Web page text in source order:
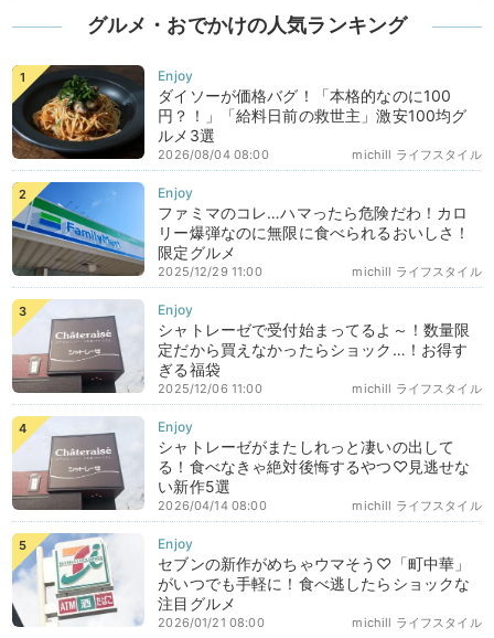
グルメ・おでかけの人気ランキング
ダイソーが価格バグ！「本格的なのに100
円？！」「給料日前の救世主」激安100均グ
ルメ3選
michill ライフスタイル
2026/08/04 08:00
ファミマのコレ…ハマったら危険だわ！カロ
リー爆弾なのに無限に食べられるおいしさ！
限定グルメ
michill ライフスタイル
2025/12/29 11:00
シャトレーゼで受付始まってるよ～！数量限
定だから買えなかったらショック…！お得す
ぎる福袋
michill ライフスタイル
2025/12/06 11:00
シャトレーゼがまたしれっと凄いの出して
る！食べなきゃ絶対後悔するやつ♡見逃せな
い新作5選
michill ライフスタイル
2026/04/14 08:00
セブンの新作がめちゃウマそう♡「町中華」
がいつでも手軽に！食べ逃したらショックな
注目グルメ
michill ライフスタイル
2026/01/21 08:00